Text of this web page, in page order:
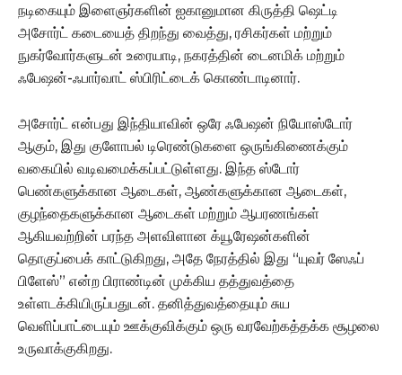
நடிகையும் இளைஞர்களின் ஐகானுமான கிருத்தி ஷெட்டி
அசோர்ட் கடையைத் திறந்து வைத்து, ரசிகர்கள் மற்றும்
நுகர்வோர்களுடன் உரையாடி, நகரத்தின் டைனமிக் மற்றும்
ஃபேஷன்-ஃபார்வாட் ஸ்பிரிட்டைக் கொண்டாடினார்.
அசோர்ட் என்பது இந்தியாவின் ஒரே ஃபேஷன் நியோஸ்டோர்
ஆகும், இது குளோபல் டிரெண்டுகளை ஒருங்கிணைக்கும்
வகையில் வடிவமைக்கப்பட்டுள்ளது. இந்த ஸ்டோர்
பெண்களுக்கான ஆடைகள், ஆண்களுக்கான ஆடைகள்,
குழந்தைகளுக்கான ஆடைகள் மற்றும் ஆபரணங்கள்
ஆகியவற்றின் பரந்த அளவிளான க்யூரேஷன்களின்
தொகுப்பைக் காட்டுகிறது, அதே நேரத்தில் இது “யுவர் ஸேஃப்
பிளேஸ்” என்ற பிராண்டின் முக்கிய தத்துவத்தை
உள்ளடக்கியிருப்பதுடன். தனித்துவத்தையும் சுய
வெளிப்பாட்டையும் ஊக்குவிக்கும் ஒரு வரவேற்கத்தக்க சூழலை
உருவாக்குகிறது.